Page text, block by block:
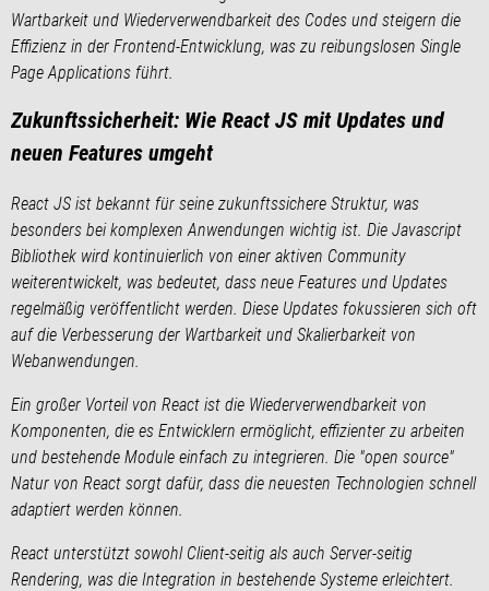
Wartbarkeit und Wiederverwendbarkeit des Codes und steigern die
Effizienz in der Frontend-Entwicklung, was zu reibungslosen Single
Page Applications führt.
Zukunftssicherheit: Wie React JS mit Updates und
neuen Features umgeht
React JS ist bekannt für seine zukunftssichere Struktur, was
besonders bei komplexen Anwendungen wichtig ist. Die Javascript
Bibliothek wird kontinuierlich von einer aktiven Community
weiterentwickelt, was bedeutet, dass neue Features und Updates
regelmäßig veröffentlicht werden. Diese Updates fokussieren sich oft
auf die Verbesserung der Wartbarkeit und Skalierbarkeit von
Webanwendungen.
Ein großer Vorteil von React ist die Wiederverwendbarkeit von
Komponenten, die es Entwicklern ermöglicht, effizienter zu arbeiten
und bestehende Module einfach zu integrieren. Die "open source"
Natur von React sorgt dafür, dass die neuesten Technologien schnell
adaptiert werden können.
React unterstützt sowohl Client-seitig als auch Server-seitig
Rendering, was die Integration in bestehende Systeme erleichtert.